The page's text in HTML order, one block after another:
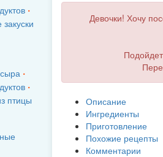
птицы
Девочки! Хочу
Описание
Ингредиенты
Приготовление
Похожие рецепты
Комментарии